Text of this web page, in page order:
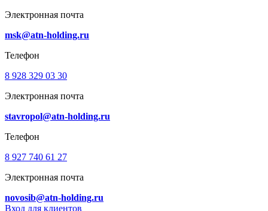
Электронная почта
msk@atn-holding.ru
Телефон
8 928 329 03 30
Электронная почта
stavropol@atn-holding.ru
Телефон
8 927 740 61 27
Электронная почта
novosib@atn-holding.ru
Вход для клиентов